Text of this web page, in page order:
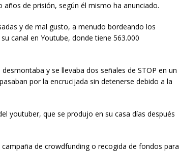
de prisión, según él mismo ha anunciado.
y de mal gusto, a menudo bordeando los
canal en Youtube, donde tiene 563.000
y se llevaba dos señales de STOP en un
por la encrucijada sin detenerse debido a la
youtuber, que se produjo en su casa días después
de crowdfunding o recogida de fondos para